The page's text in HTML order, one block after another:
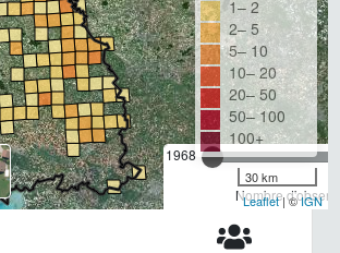
1968
Nombre
1– 2
2– 5
5– 10
10– 20
20– 50
50– 100
100+
30 km
Leaflet| ©IGN